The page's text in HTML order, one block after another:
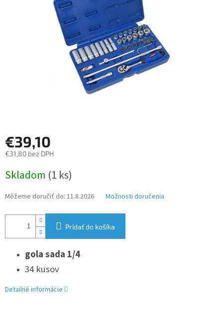
€39,10
€31,80 bez DPH
cena:
Skladom (1 ks)
Môžeme doručiť do: 11.8.2026 Možnosti doručenia
Pridať do košíka
gola sada 1/4
34 kusov
Detailné informácie